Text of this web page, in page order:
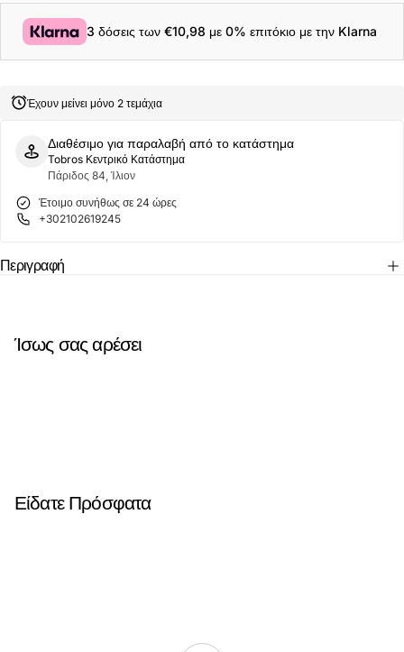
Ανδρικό
T-
Back
2155011-
Ανδρικό
2155011-
3 δόσεις των€10,98 με 0% επιτόκιο με την Klarna
Έχουν μείνει μόνο 2 τεμάχια
Διαθέσιμο για παραλαβή από το κατάστημα
Tobros Κεντρικό Κατάστημα
Πάριδος 84, Ίλιον
Έτοιμο συνήθως σε 24 ώρες
+302102619245
Περιγραφή
Ίσως σας αρέσει
Είδατε Πρόσφατα